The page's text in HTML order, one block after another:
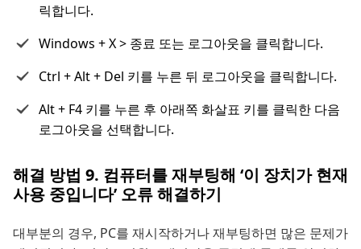
릭합니다.
Windows + X > 종료 또는 로그아웃을 클릭합니다.
Ctrl + Alt + Del 키를 누른 뒤 로그아웃을 클릭합니다.
Alt + F4 키를 누른 후 아래쪽 화살표 키를 클릭한 다음
로그아웃을 선택합니다.
해결 방법 9. 컴퓨터를 재부팅해 ‘이 장치가 현재
사용 중입니다’ 오류 해결하기
대부분의 경우, PC를 재시작하거나 재부팅하면 많은 문제가